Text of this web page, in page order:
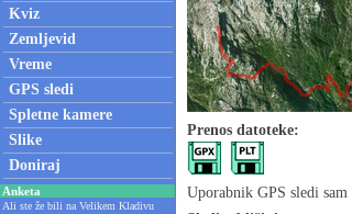
Kviz
Zemljevid
Vreme
GPS sledi
Spletne kamere
Slike
Doniraj
Anketa
Ali ste že bili na Velikem Kladivu
Prenos datoteke:
Uporabnik GPS sledi